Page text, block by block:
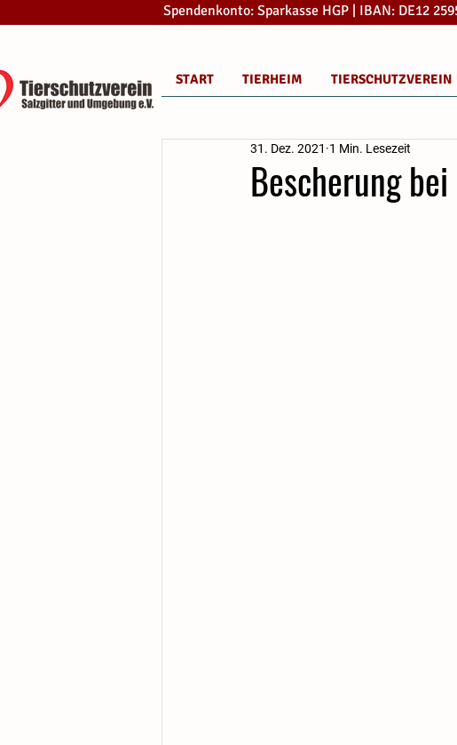
Spendenkonto: Sparkasse HGP | IBAN: DE12
START TIERHEIM TIERSCHUTZVEREIN
Bescherung
31. Dez. 2021 1 Min. Lesezeit